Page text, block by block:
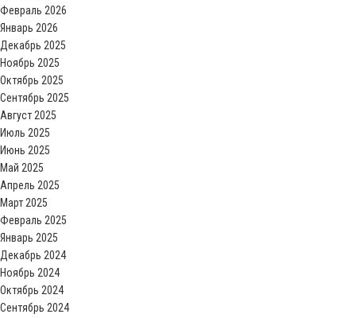
Февраль 2026
Январь 2026
Декабрь 2025
Ноябрь 2025
Октябрь 2025
Сентябрь 2025
Август 2025
Июль 2025
Июнь 2025
Май 2025
Апрель 2025
Март 2025
Февраль 2025
Январь 2025
Декабрь 2024
Ноябрь 2024
Октябрь 2024
Сентябрь 2024